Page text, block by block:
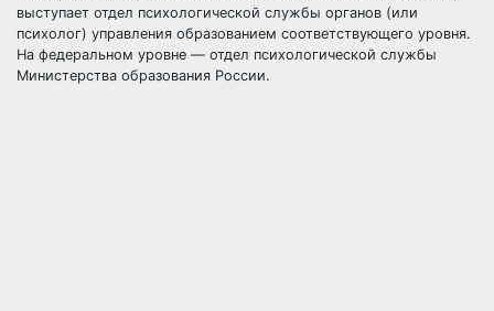
выступает отдел психологической службы органов (или
психолог) управления образованием соответствующего уровня.
На федеральном уровне — отдел психологической службы
Министерства образования России.